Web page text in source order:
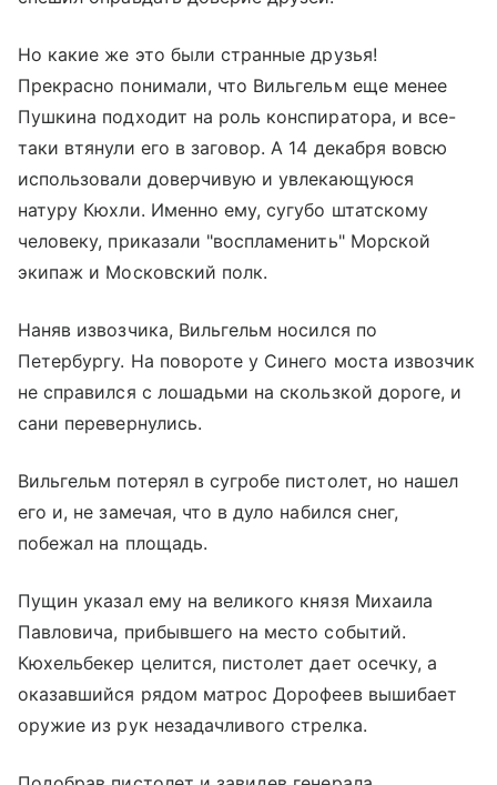
Но какие же это были странные друзья!
Прекрасно понимали, что Вильгельм еще менее
Пушкина подходит на роль конспиратора, и все-
таки втянули его в заговор. А 14 декабря вовсю
использовали доверчивую и увлекающуюся
натуру Кюхли. Именно ему, сугубо штатскому
человеку, приказали "воспламенить" Морской
экипаж и Московский полк.
Наняв извозчика, Вильгельм носился по
Петербургу. На повороте у Синего моста извозчик
не справился с лошадьми на скользкой дороге, и
сани перевернулись.
Вильгельм потерял в сугробе пистолет, но нашел
его и, не замечая, что в дуло набился снег,
побежал на площадь.
Пущин указал ему на великого князя Михаила
Павловича, прибывшего на место событий.
Кюхельбекер целится, пистолет дает осечку, а
оказавшийся рядом матрос Дорофеев вышибает
оружие из рук незадачливого стрелка.